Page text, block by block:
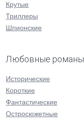
Крутые
Триллеры
Шпионские
Любовные романы
Исторические
Короткие
Фантастические
Остросюжетные